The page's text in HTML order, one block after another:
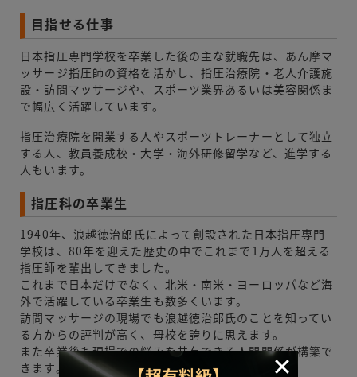
目指せる仕事
日本指圧専門学校を卒業した後の主な就職先は、あん摩マ
ッサージ指圧師の資格を活かし、指圧治療院・老人介護施
設・訪問マッサージや、スポーツ業界あるいは美容関係ま
で幅広く活躍しています。
指圧治療院を開業する人やスポーツトレーナーとして独立
する人、教員養成校・大学・海外研修留学など、進学する
人もいます。
指圧科の卒業生
1940年、浪越徳治郎氏によって創設された日本指圧専門
学校は、80年を迎えた歴史の中でこれまで1万人を超える
指圧師を輩出してきました。
これまで日本だけでなく、北米・南米・ヨーロッパなど海
外で活躍している卒業生も数多くいます。
訪問マッサージの現場でも浪越徳治郎氏のことを知ってい
る方からの評判が高く、母校を誇りに思えます。
また卒業後も現場での悩みを共有できる人間関係が構築で
きます。